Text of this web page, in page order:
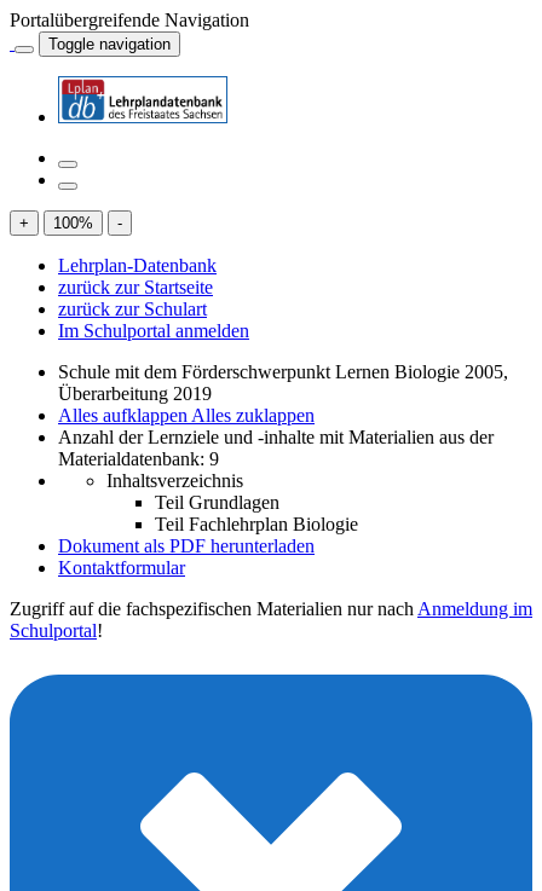
Portalübergreifende Navigation
Toggle navigation
+ 100% -
Lehrplan-Datenbank
zurück zur Startseite
zurück zur Schulart
Im Schulportal anmelden
Schule mit dem Förderschwerpunkt Lernen Biologie 2005,
Überarbeitung 2019
Alles aufklappen Alles zuklappen
Anzahl der Lernziele und -inhalte mit Materialien aus der
Materialdatenbank: 9
Inhaltsverzeichnis
Teil Grundlagen
Teil Fachlehrplan Biologie
Dokument als PDF herunterladen
Kontaktformular
Zugriff auf die fachspezifischen Materialien nur nach Anmeldung im
Schulportal!